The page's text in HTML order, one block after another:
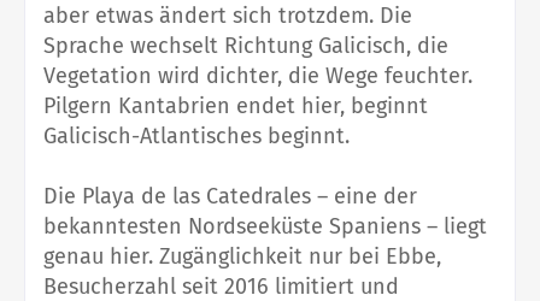
aber etwas ändert sich trotzdem. Die
Sprache wechselt Richtung Galicisch, die
Vegetation wird dichter, die Wege feuchter.
Pilgern Kantabrien endet hier, beginnt
Galicisch-Atlantisches beginnt.
Die Playa de las Catedrales – eine der
bekanntesten Nordseeküste Spaniens – liegt
genau hier. Zugänglichkeit nur bei Ebbe,
Besucherzahl seit 2016 limitiert und